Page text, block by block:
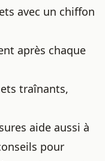
avec un chiffon
après chaque
traînants,
aide aussi à
pour